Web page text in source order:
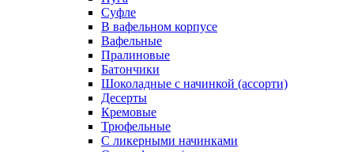
Суфле
В вафельном корпусе
Вафельные
Пралиновые
Батончики
Шоколадные с начинкой (ассорти)
Десерты
Кремовые
Трюфельные
С ликерными начинками